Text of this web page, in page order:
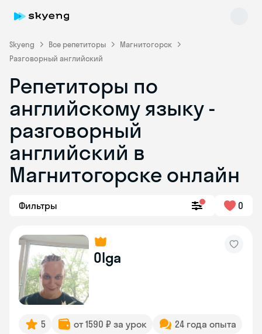
Skyeng Все репетиторы
Магнитогорск
Разговорный английский
Репетиторы по
английскому языку -
разговорный
английский в
Магнитогорске онлайн
Фильтры 0
Olga
5 от 1590 ₽ за урок
24 года опыта
Skyeng Chat